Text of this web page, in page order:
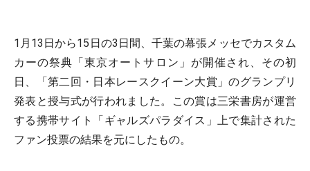
1月13日から15日の3日間、千葉の幕張メッセでカスタム
カーの祭典「東京オートサロン」が開催され、その初
日、「第二回・日本レースクイーン大賞」のグランプリ
発表と授与式が行われました。この賞は三栄書房が運営
する携帯サイト「ギャルズパラダイス」上で集計された
ファン投票の結果を元にしたもの。